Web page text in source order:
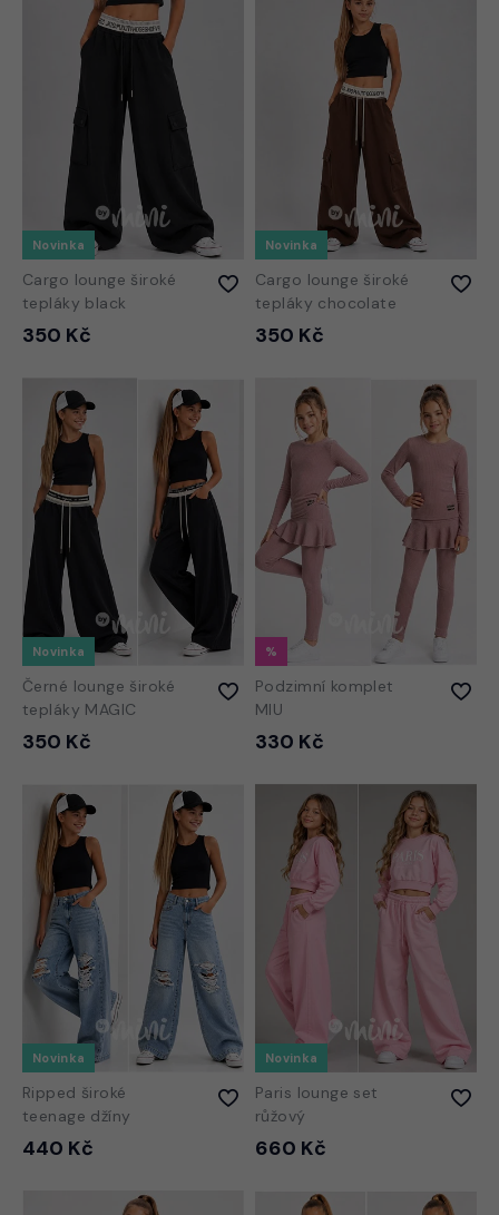
Novinka
Cargo lounge široké
tepláky black
350 Kč
Novinka
Cargo lounge široké
tepláky chocolate
350 Kč
Novinka
Černé lounge široké
tepláky MAGIC
350 Kč
Podzimní komplet
MIU
330 Kč
Novinka
Ripped široké
teenage džíny
440 Kč
Novinka
Paris lounge set
růžový
660 Kč